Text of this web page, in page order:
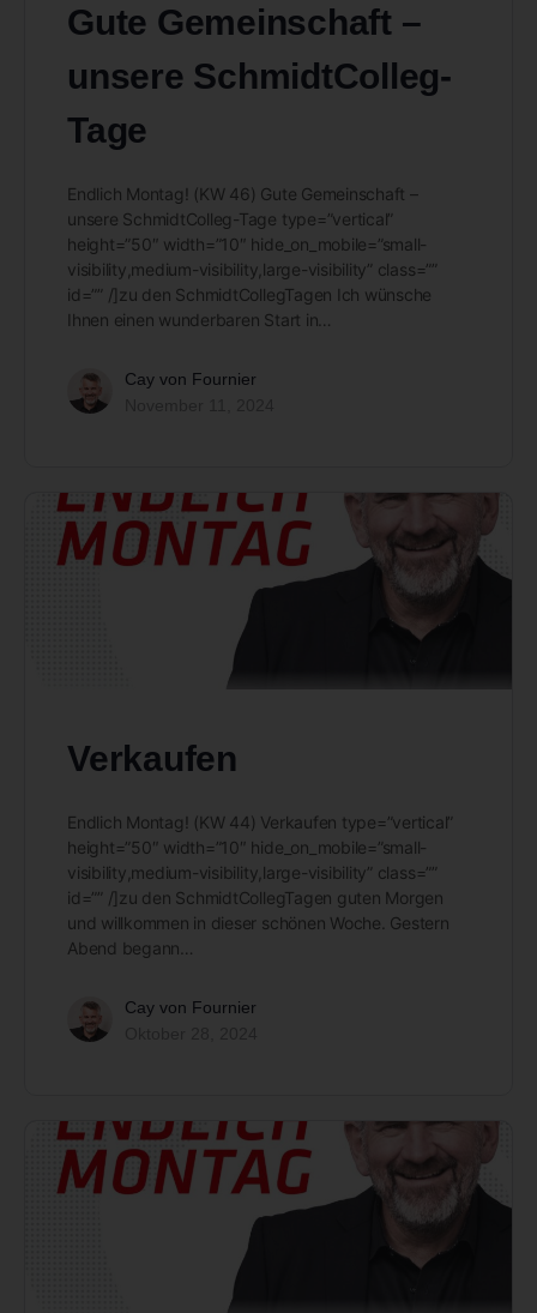
Gute Gemeinschaft –
unsere SchmidtColleg-
Tage
Endlich Montag! (KW 46) Gute Gemeinschaft –
unsere SchmidtColleg-Tage type=”vertical”
height=”50″ width=”10″ hide_on_mobile=”small-
visibility,medium-visibility,large-visibility” class=””
id=”” /]zu den SchmidtCollegTagen Ich wünsche
Ihnen einen wunderbaren Start in…
Cay von Fournier
Verkaufen
Endlich Montag! (KW 44) Verkaufen type=”vertical”
height=”50″ width=”10″ hide_on_mobile=”small-
visibility,medium-visibility,large-visibility” class=””
id=”” /]zu den SchmidtCollegTagen guten Morgen
und willkommen in dieser schönen Woche. Gestern
Abend begann…
Cay von Fournier